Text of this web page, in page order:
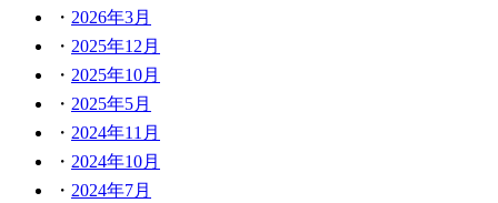
2026年3月
2025年12月
2025年10月
2025年5月
2024年11月
2024年10月
2024年7月